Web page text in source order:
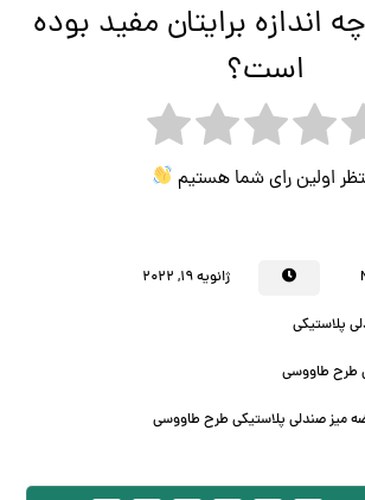
اندازه برایتان مفید بوده
است؟
اولین رای شما هستیم
ژانویه ۱۹, ۲۰۲۲
پلاستیکی
طرح طاووسی
میز صندلی پلاستیکی طرح طاووسی